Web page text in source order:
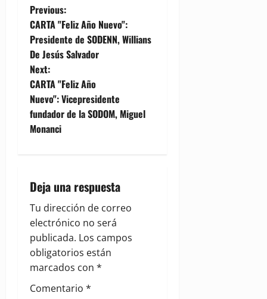
P
o
s
t
n
a
i
g
a
t
i
Previous:
CARTA "Feliz Año Nuevo":
Presidente de SODENN, Willians
De Jesús Salvador
Next:
CARTA "Feliz Año
Nuevo": Vicepresidente
fundador de la SODOM, Miguel
Monanci
Deja una respuesta
Tu dirección de correo
electrónico no será
publicada. Los campos
obligatorios están
marcados con *
Comentario *